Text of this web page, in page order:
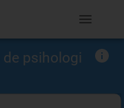
de psihologi